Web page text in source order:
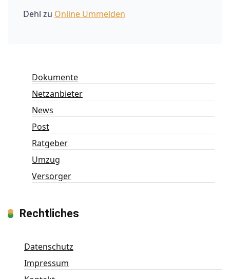
Dehl zu Online Ummelden
Dokumente
Netzanbieter
News
Post
Ratgeber
Umzug
Versorger
Rechtliches
Datenschutz
Impressum